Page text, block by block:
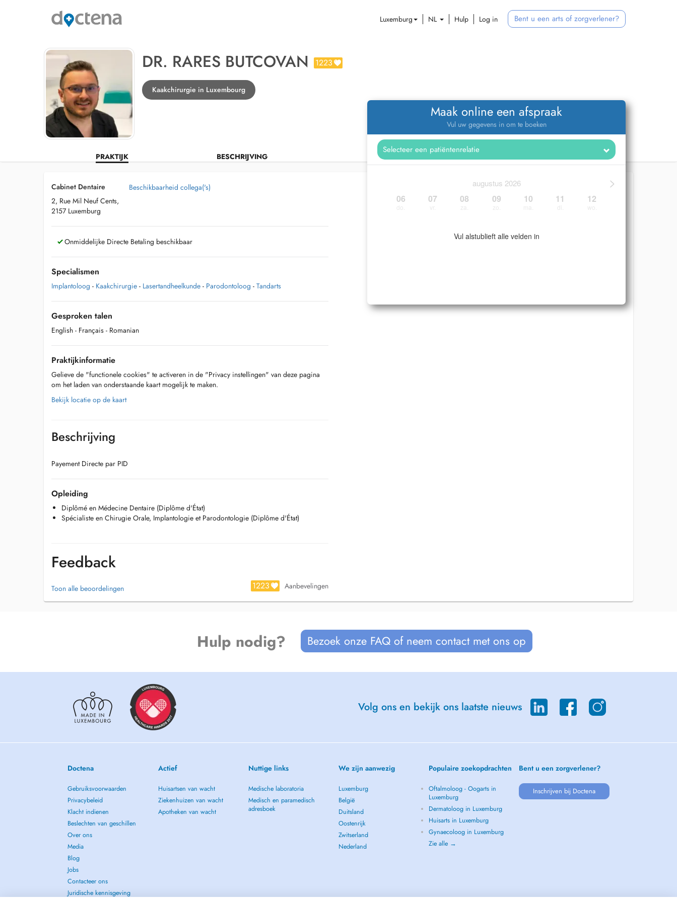
Luxemburg NL Hulp Log in Bent u een arts of zorgverlener?
DR. RARES BUTCOVAN 1223
Kaakchirurgie in Luxembourg
PRAKTIJK BESCHRIJVING
Maak online een afspraak
Vul uw gegevens in om te boeken
>
augustus 2026
06 07 08 09 10 11 12
Vul alstublieft alle velden in
Cabinet Dentaire
2, Rue Mil Neuf Cents,
2157 Luxemburg
Beschikbaarheid collega('s)
Onmiddelijke Directe Betaling beschikbaar
Specialismen
Implantoloog - Kaakchirurgie - Lasertandheelkunde - Parodontoloog - Tandarts
Gesproken talen
English - Français - Romanian
Praktijkinformatie
Gelieve de "functionele cookies" te activeren in de "Privacy instellingen" van deze pagina
om het laden van onderstaande kaart mogelijk te maken.
Bekijk locatie op de kaart
Beschrijving
Payement Directe par PID
Opleiding
Diplômé en Médecine Dentaire (Diplôme d'État)
Spécialiste en Chirugie Orale, Implantologie et Parodontologie (Diplôme d'État)
Feedback
Toon alle beoordelingen 1223 Aanbevelingen
Hulp nodig? Bezoek onze FAQ of neem contact met ons op
Volg ons en bekijk ons laatste nieuws
Doctena
Gebruiksvoorwaarden
Privacybeleid
Klacht indienen
Beslechten van geschillen
Over ons
Media
Blog
Jobs
Contacteer ons
Juridische kennisgeving
Actief
Huisartsen van wacht
Ziekenhuizen van wacht
Apotheken van wacht
Nuttige links
Medische laboratoria
Medisch en paramedisch
adresboek
We zijn aanwezig
Luxemburg
België
Duitsland
Oostenrijk
Zwitserland
Nederland
Populaire zoekopdrachten
Oftalmoloog - Oogarts in
Luxemburg
Dermatoloog in Luxemburg
Huisarts in Luxemburg
Gynaecoloog in Luxemburg
Zie alle →
Bent u een zorgverlener?
Inschrijven bij Doctena